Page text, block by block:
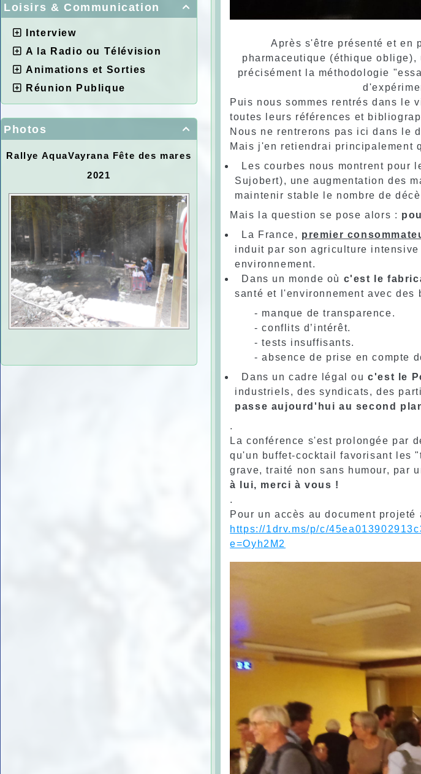

Loisirs & Communication
Interview
A la Radio ou Télévision
Animations et Sorties
Réunion Publique

Photos
Rallye AquaVayrana Fête des mares
2021
Après s'être présenté et en
pharmaceutique (éthique
précisément la méthodologie
Puis nous sommes rentrés dans le
toutes leurs références et
Nous ne rentrerons pas ici dans le
Mais j'en retiendrai principalement
Les courbes nous montrent pour
Sujobert), une augmentation des
maintenir stable le nombre de
Mais la question se pose alors :
La France, premier
induit par son agriculture
environnement.
Dans un monde où c'est le
santé et l'environnement avec des
- manque de transparence.
- conflits d’intérêt.
- tests insuffisants.
- absence de prise en compte
Dans un cadre légal ouc'est le
industriels, des syndicats, des
passe aujourd'hui au second
.
La conférence s'est prolongée par
qu'un buffet-cocktail favorisant les
grave, traité non sans humour, par
à lui, merci à vous !
.
Pour un accès au document projeté
https://1drv.ms/p/c/
e=Oyh2M2